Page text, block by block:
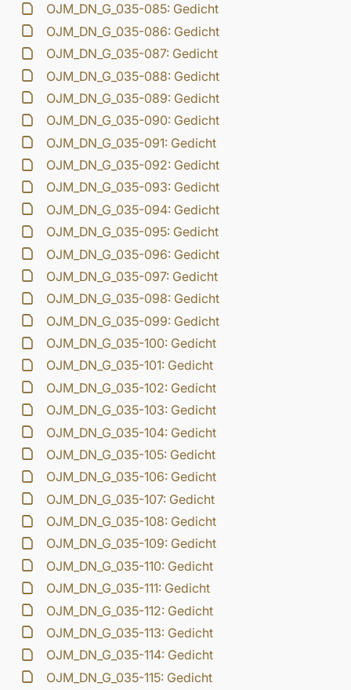
OJM_DN_G_035-085: Gedicht
OJM_DN_G_035-086: Gedicht
OJM_DN_G_035-087: Gedicht
OJM_DN_G_035-088: Gedicht
OJM_DN_G_035-089: Gedicht
OJM_DN_G_035-090: Gedicht
OJM_DN_G_035-091: Gedicht
OJM_DN_G_035-092: Gedicht
OJM_DN_G_035-093: Gedicht
OJM_DN_G_035-094: Gedicht
OJM_DN_G_035-095: Gedicht
OJM_DN_G_035-096: Gedicht
OJM_DN_G_035-097: Gedicht
OJM_DN_G_035-098: Gedicht
OJM_DN_G_035-099: Gedicht
OJM_DN_G_035-100: Gedicht
OJM_DN_G_035-101: Gedicht
OJM_DN_G_035-102: Gedicht
OJM_DN_G_035-103: Gedicht
OJM_DN_G_035-104: Gedicht
OJM_DN_G_035-105: Gedicht
OJM_DN_G_035-106: Gedicht
OJM_DN_G_035-107: Gedicht
OJM_DN_G_035-108: Gedicht
OJM_DN_G_035-109: Gedicht
OJM_DN_G_035-110: Gedicht
OJM_DN_G_035-111: Gedicht
OJM_DN_G_035-112: Gedicht
OJM_DN_G_035-113: Gedicht
OJM_DN_G_035-114: Gedicht
OJM_DN_G_035-115: Gedicht